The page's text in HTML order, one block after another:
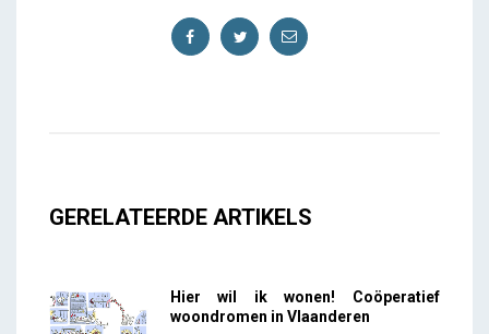
GERELATEERDE ARTIKELS
Hier wil ik wonen! Coöperatief
woondromen in Vlaanderen